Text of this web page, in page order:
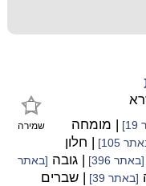
שמירה | מומחה
105] | חלון
[באתר 396] | גובה [באתר
[באתר 39] | שברים